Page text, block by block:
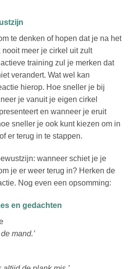
te denken of hopen dat je na het
nooit meer je cirkel uit zult
training zul je merken dat
verandert. Wat wel kan
hierop. Hoe sneller je bij
je vanuit je eigen cirkel
en wanneer je eruit
sneller je ook kunt kiezen om in
er terug in te stappen.
wanneer schiet je je
je er weer terug in? Herken de
Nog even een opsomming:
en gedachten
mand.’